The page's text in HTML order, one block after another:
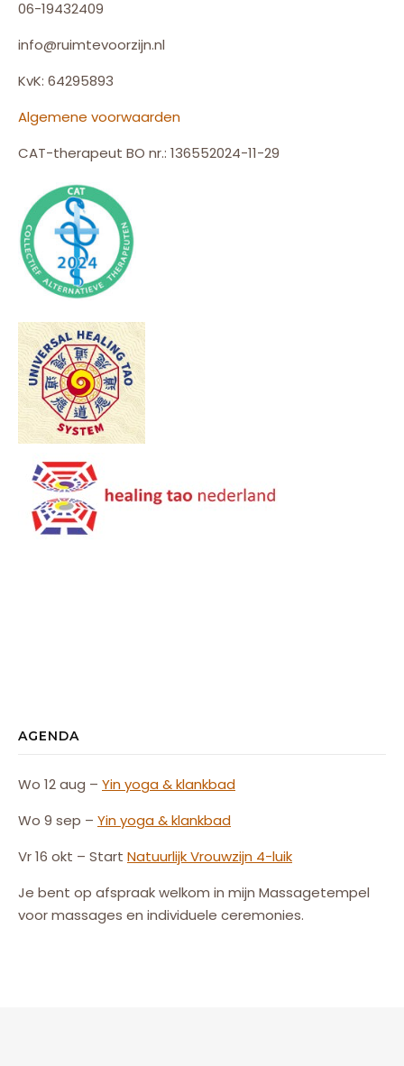
06-19432409
info@ruimtevoorzijn.nl
KvK: 64295893
Algemene voorwaarden
CAT-therapeut BO nr.: 136552024-11-29
AGENDA
Wo 12 aug – Yin yoga & klankbad
Wo 9 sep – Yin yoga & klankbad
Vr 16 okt – Start NatuurlijkVrouwzijn 4-luik
Je bent op afspraak welkom in mijn Massagetempel
voor massages en individuele ceremonies.